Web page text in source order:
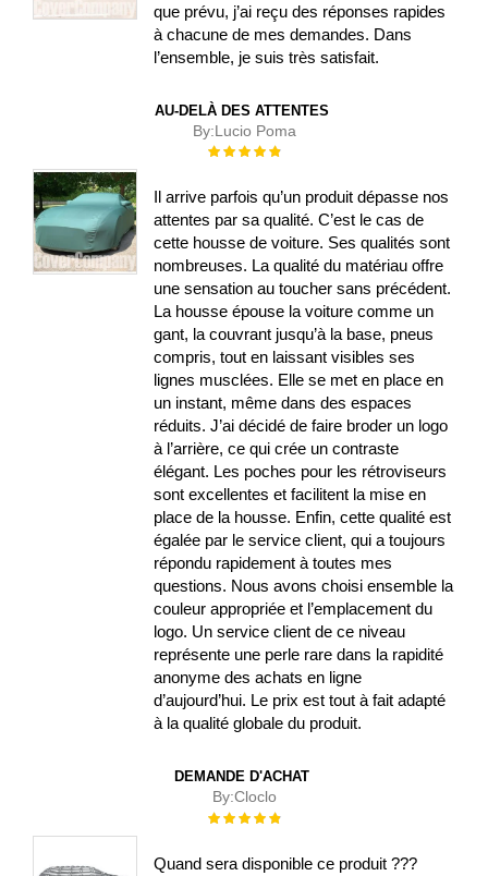
que prévu, j’ai reçu des réponses rapides
à chacune de mes demandes. Dans
l’ensemble, je suis très satisfait.
AU-DELÀ DES ATTENTES
By:Lucio Poma
Évaluation :
Il arrive parfois qu’un produit dépasse nos
attentes par sa qualité. C’est le cas de
cette housse de voiture. Ses qualités sont
nombreuses. La qualité du matériau offre
une sensation au toucher sans précédent.
La housse épouse la voiture comme un
gant, la couvrant jusqu’à la base, pneus
compris, tout en laissant visibles ses
lignes musclées. Elle se met en place en
un instant, même dans des espaces
réduits. J’ai décidé de faire broder un logo
à l’arrière, ce qui crée un contraste
élégant. Les poches pour les rétroviseurs
sont excellentes et facilitent la mise en
place de la housse. Enfin, cette qualité est
égalée par le service client, qui a toujours
répondu rapidement à toutes mes
questions. Nous avons choisi ensemble la
couleur appropriée et l’emplacement du
logo. Un service client de ce niveau
représente une perle rare dans la rapidité
anonyme des achats en ligne
d’aujourd’hui. Le prix est tout à fait adapté
à la qualité globale du produit.
DEMANDE D'ACHAT
By:Cloclo
Évaluation :
Quand sera disponible ce produit ???